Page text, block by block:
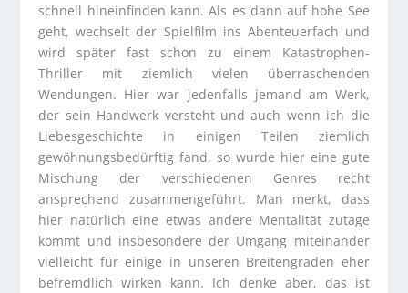
schnell hineinfinden kann. Als es dann auf hohe See
geht, wechselt der Spielfilm ins Abenteuerfach und
wird später fast schon zu einem Katastrophen-
Thriller mit ziemlich vielen überraschenden
Wendungen. Hier war jedenfalls jemand am Werk,
der sein Handwerk versteht und auch wenn ich die
Liebesgeschichte in einigen Teilen ziemlich
gewöhnungsbedürftig fand, so wurde hier eine gute
Mischung der verschiedenen Genres recht
ansprechend zusammengeführt. Man merkt, dass
hier natürlich eine etwas andere Mentalität zutage
kommt und insbesondere der Umgang miteinander
vielleicht für einige in unseren Breitengraden eher
befremdlich wirken kann. Ich denke aber, das ist